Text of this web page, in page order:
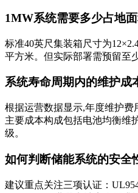
1MW系统需要多少占地面
标准40英尺集装箱尺寸为
平方米。但实际部署需预留至
系统寿命周期内的维护成
根据运营数据显示,年度维护费
主要成本构成包括电池均衡维
级。
如何判断储能系统的安全
建议重点关注三项认证：